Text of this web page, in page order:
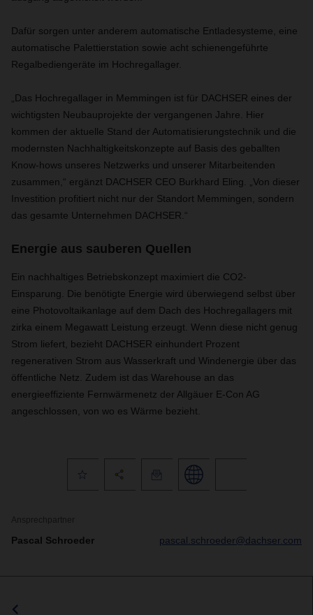
Dafür sorgen unter anderem automatische Entladesysteme, eine
automatische Palettierstation sowie acht schienengeführte
Regalbediengeräte im Hochregallager.
„Das Hochregallager in Memmingen ist für DACHSER eines der
wichtigsten Neubauprojekte der vergangenen Jahre. Hier
kommen der aktuelle Stand der Automatisierungstechnik und die
modernsten Nachhaltigkeitskonzepte auf Basis des geballten
Know-hows unseres Netzwerks und unserer Mitarbeitenden
zusammen,“ ergänzt DACHSER CEO Burkhard Eling. „Von dieser
Investition profitiert nicht nur der Standort Memmingen, sondern
das gesamte Unternehmen DACHSER.“
Energie aus sauberen Quellen
Ein nachhaltiges Betriebskonzept maximiert die CO2-
Einsparung. Die benötigte Energie wird überwiegend selbst über
eine Photovoltaikanlage auf dem Dach des Hochregallagers mit
zirka einem Megawatt Leistung erzeugt. Wenn diese nicht genug
Strom liefert, bezieht DACHSER einhundert Prozent
regenerativen Strom aus Wasserkraft und Windenergie über das
öffentliche Netz. Zudem ist das Warehouse an das
energieeffiziente Fernwärmenetz der Allgäuer E-Con AG
angeschlossen, von wo es Wärme bezieht.
Ansprechpartner
Pascal Schroeder pascal.schroeder@dachser.com